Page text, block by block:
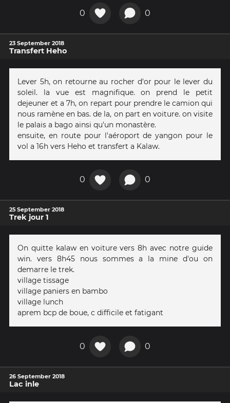
0 0
23 September 2018
Transfert Heho
Lever 5h, on retourne au rocher d'or pour le lever du
soleil. la vue est magnifique. on prend le petit
dejeuner et a 7h, on repart pour prendre le camion qui
nous ramène en bas. de la, on part en voiture. on visite
le palais a bago ainsi qu'un monastère.
ensuite, en route pour l'aéroport de yangon pour le
vol a 16h vers Heho et transfert a Kalaw.
0 0
25 September 2018
Trek jour 1
On quitte kalaw en voiture vers 8h avec notre guide
win. vers 8h45 nous sommes a la mine d'ou on
demarre le trek.
village tissage
village paniers en bambo
village lunch
aprem bcp de boue, c difficile et fatigant
0 0
26 September 2018
Lac inle